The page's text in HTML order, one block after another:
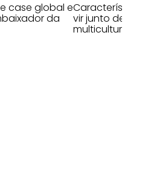
case global e
da
Características
vir junto de
multiculturais